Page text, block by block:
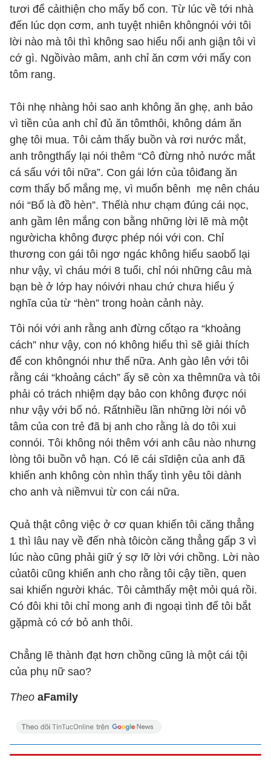
tươi để cảithiện cho mấy bố con. Từ lúc về tới nhà
đến lúc dọn cơm, anh tuyệt nhiên khôngnói với tôi
lời nào mà tôi thì không sao hiểu nổi anh giận tôi vì
cớ gì. Ngồivào mâm, anh chỉ ăn cơm với mấy con
tôm rang.
Tôi nhẹ nhàng hỏi sao anh không ăn ghẹ, anh bảo
vì tiền của anh chỉ đủ ăn tômthôi, không dám ăn
ghẹ tôi mua. Tôi cảm thấy buồn và rơi nước mắt,
anh trôngthấy lại nói thêm “Cô đừng nhỏ nước mắt
cá sấu với tôi nữa”. Con gái lớn của tôiđang ăn
cơm thấy bố mắng mẹ, vì muốn bênh mẹ nên cháu
nói “Bố là đồ hèn”. Thếlà như chạm đúng cái nọc,
anh gầm lên mắng con bằng những lời lẽ mà một
ngườicha không được phép nói với con. Chỉ
thương con gái tôi ngơ ngác không hiểu saobố lại
như vậy, vì cháu mới 8 tuổi, chỉ nói những câu mà
bạn bè ở lớp hay nóivới nhau chứ chưa hiểu ý
nghĩa của từ “hèn” trong hoàn cảnh này.
Tôi nói với anh rằng anh đừng cốtạo ra “khoảng
cách” như vậy, con nó không hiểu thì sẽ giải thích
để con khôngnói như thế nữa. Anh gào lên với tôi
rằng cái “khoảng cách” ấy sẽ còn xa thêmnữa và tôi
phải có trách nhiệm dạy bảo con không được nói
như vậy với bố nó. Rấtnhiều lần những lời nói vô
tâm của con trẻ đã bị anh cho rằng là do tôi xui
connói. Tôi không nói thêm với anh câu nào nhưng
lòng tôi buồn vô hạn. Có lẽ cái sĩdiện của anh đã
khiến anh không còn nhìn thấy tình yêu tôi dành
cho anh và niềmvui từ con cái nữa.
Quả thật công việc ở cơ quan khiến tôi căng thẳng
1 thì lâu nay về đến nhà tôicòn căng thẳng gấp 3 vì
lúc nào cũng phải giữ ý sợ lỡ lời với chồng. Lời nào
củatôi cũng khiến anh cho rằng tôi cậy tiền, quen
sai khiến người khác. Tôi cảmthấy mệt mỏi quá rồi.
Có đôi khi tôi chỉ mong anh đi ngoại tình để tôi bắt
gặpmà có cớ bỏ anh thôi.
Chẳng lẽ thành đạt hơn chồng cũng là một cái tội
của phụ nữ sao?
Theo aFamily